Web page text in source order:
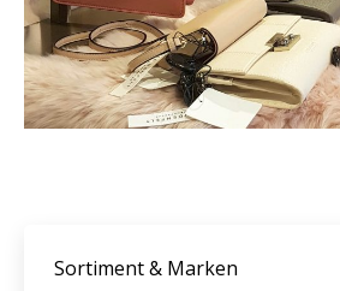
Sortiment & Marken